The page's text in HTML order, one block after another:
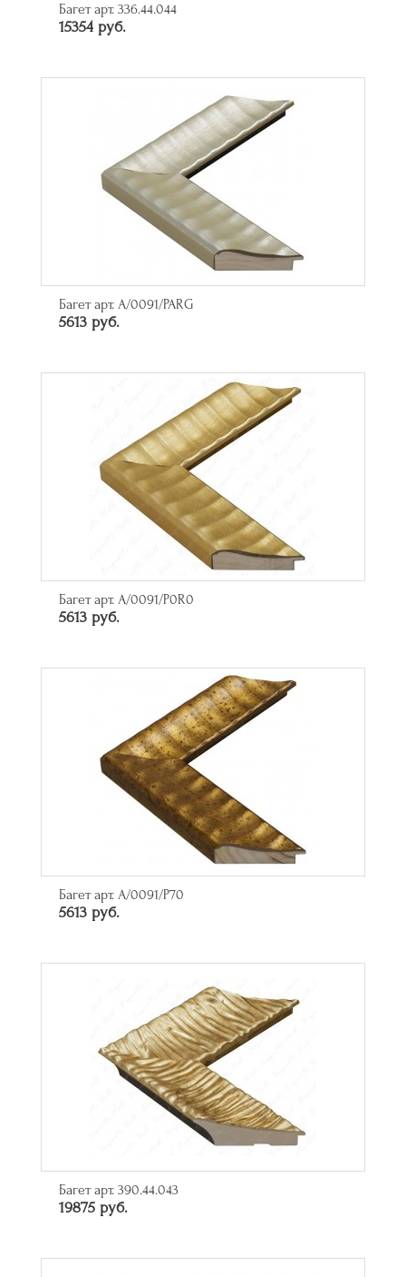
Багет арт. 336.44.044
15354 руб.
Багет арт. A/0091/PARG
5613 руб.
Багет арт. A/0091/P0R0
5613 руб.
Багет арт. A/0091/P70
5613 руб.
Багет арт. 390.44.043
19875 руб.